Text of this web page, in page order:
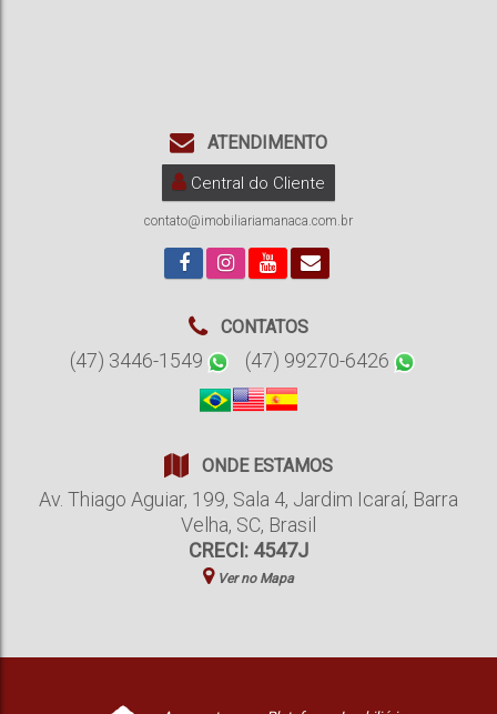
ATENDIMENTO
Central do Cliente
contato@imobiliariamanaca.com.br
CONTATOS
(47) 3446-1549 (47) 99270-6426
ONDE ESTAMOS
Av. Thiago Aguiar, 199, Sala 4, Jardim Icaraí, Barra
Velha, SC, Brasil
CRECI: 4547J
Ver no Mapa